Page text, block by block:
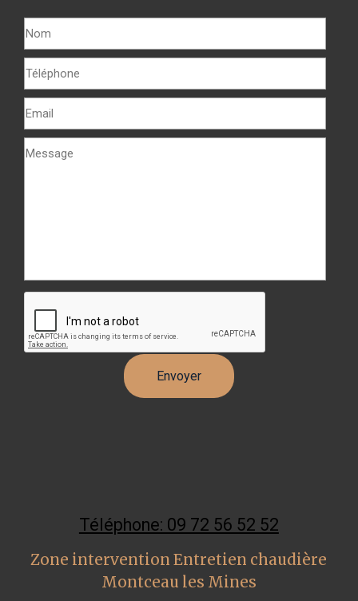
Téléphone: 09 72 56 52 52
Zone intervention Entretien chaudière
Montceau les Mines